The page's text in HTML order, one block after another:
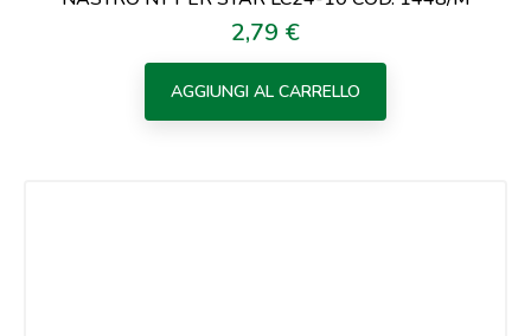
Prezzo
2,79 €
AGGIUNGI AL CARRELLO